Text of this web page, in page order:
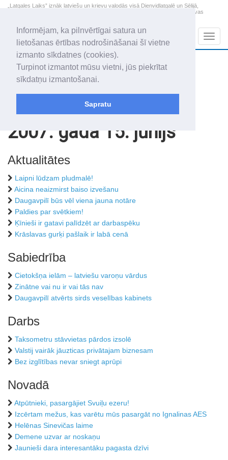
Informējam, ka pilnvērtīgai satura un
lietošanas ērtības nodrošināšanai šī vietne
izmanto sīkdatnes (cookies).
Turpinot izmantot mūsu vietni, jūs piekrītat
sīkdatņu izmantošanai.
Sapratu
„Latgales Laiks” iznāk latviešu un krievu valodās visā Dienvidlatgalē un Sēlijā,
„Latgales Laiks” latviešu valodā aptver Daugavpils valstspilsētu, Augšdaugavas
2026. gada 7. augusts
Piektdiena
Alfrēds, Fredis, Madars
+16.3
2007. gada 15. jūnijs
Aktualitātes
Laipni lūdzam pludmalē!
Aicina neaizmirst baiso izvešanu
Daugavpilī būs vēl viena jauna notāre
Paldies par svētkiem!
Ķīnieši ir gatavi palīdzēt ar darbaspēku
Krāslavas gurķi pašlaik ir labā cenā
Sabiedrība
Cietokšņa ielām – latviešu varoņu vārdus
Zinātne vai nu ir vai tās nav
Daugavpilī atvērts sirds veselības kabinets
Darbs
Taksometru stāvvietas pārdos izsolē
Valstij vairāk jāuzticas privātajam biznesam
Bez izglītības nevar sniegt aprūpi
Novadā
Atpūtnieki, pasargājiet Svuiļu ezeru!
Izcērtam mežus, kas varētu mūs pasargāt no Ignalinas AES
Helēnas Sinevičas laime
Demene uzvar ar noskaņu
Jaunieši dara interesantāku pagasta dzīvi